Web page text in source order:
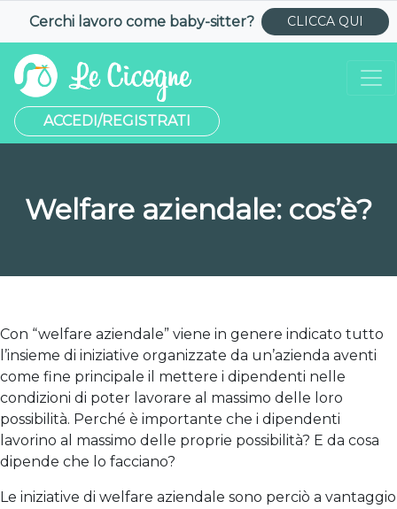
Cerchi lavoro come baby-sitter? CLICCA QUI
ACCEDI/REGISTRATI
Welfare aziendale: cos’è?
Con “welfare aziendale” viene in genere indicato tutto
l’insieme di iniziative organizzate da un’azienda aventi
come fine principale il mettere i dipendenti nelle
condizioni di poter lavorare al massimo delle loro
possibilità. Perché è importante che i dipendenti
lavorino al massimo delle proprie possibilità? E da cosa
dipende che lo facciano?
Le iniziative di welfare aziendale sono perciò a vantaggio